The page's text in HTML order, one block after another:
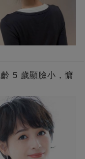
5 歲顯臉小，慵